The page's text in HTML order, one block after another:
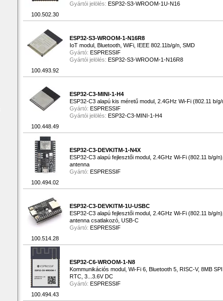
100.502.30
Gyártói jelölés: ESP32-S3-WROOM-1U-N16
100.493.92
ESP32-S3-WROOM-1-N16R8
IoT modul, Bluetooth, WiFi, IEEE 802.11b/g/n, SMD
Gyártó: ESPRESSIF
Gyártói jelölés: ESP32-S3-WROOM-1-N16R8
100.448.49
ESP32-C3-MINI-1-H4
ESP32-C3 alapú kis méretű modul, 2.4GHz Wi-Fi (802.11 b/
Gyártó: ESPRESSIF
Gyártói jelölés: ESP32-C3-MINI-1-H4
100.494.02
ESP32-C3-DEVKITM-1-N4X
ESP32-C3 alapú fejlesztői modul, 2.4GHz Wi-Fi (802.11 b/g/
antenna
Gyártó: ESPRESSIF
100.514.28
ESP32-C3-DEVKITM-1U-USBC
ESP32-C3 alapú fejlesztői modul, 2.4GHz Wi-Fi (802.11 b/g/
antenna csatlakozó, USB-C
Gyártó: ESPRESSIF
100.494.43
ESP32-C6-WROOM-1-N8
Kommunikációs modul, Wi-Fi 6, Bluetooth 5, RISC-V, 8MB
RTC, 3...3.6V DC
Gyártó: ESPRESSIF